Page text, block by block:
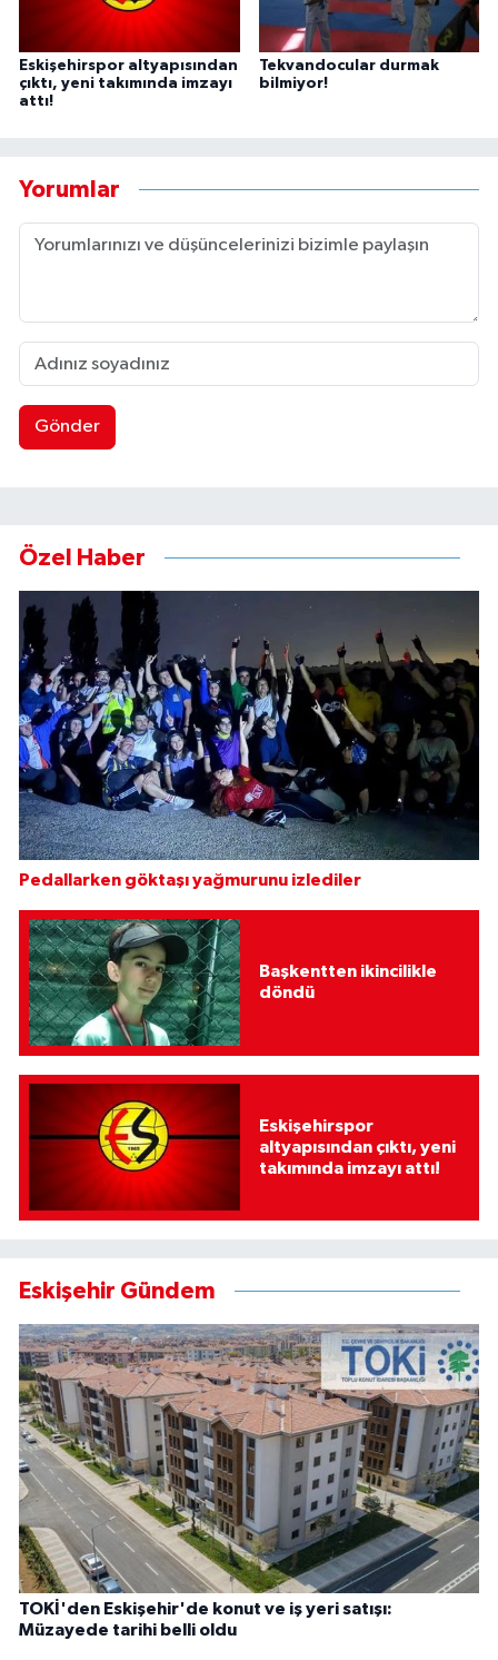
Eskişehirspor altyapısından
çıktı, yeni takımında imzayı
attı!
Tekvandocular durmak
bilmiyor!
Yorumlar
Gönder
Özel Haber
Pedallarken göktaşı yağmurunu izlediler
Başkentten ikincilikle
döndü
Eskişehirspor
altyapısından çıktı, yeni
takımında imzayı attı!
Eskişehir Gündem
TOKİ'den Eskişehir'de konut ve iş yeri satışı:
Müzayede tarihi belli oldu